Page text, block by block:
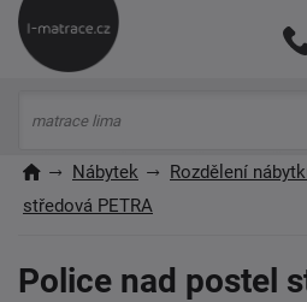
Nábytek Rozdělení
středová PETRA
Police nad postel